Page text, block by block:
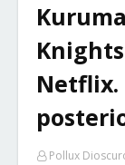
Netflix.
Pollux